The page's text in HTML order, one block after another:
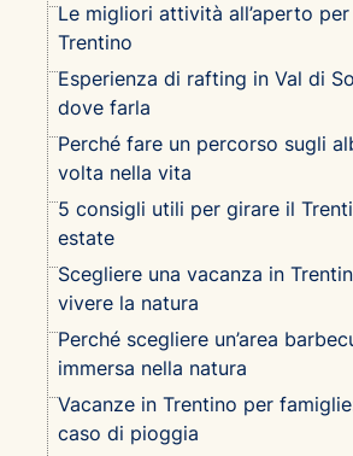
Le migliori attività all’aperto
Trentino
Esperienza di rafting in Val di
dove farla
Perché fare un percorso sugli
volta nella vita
5 consigli utili per girare il
estate
Scegliere una vacanza in
vivere la natura
Perché scegliere un’area
immersa nella natura
Vacanze in Trentino per
caso di pioggia